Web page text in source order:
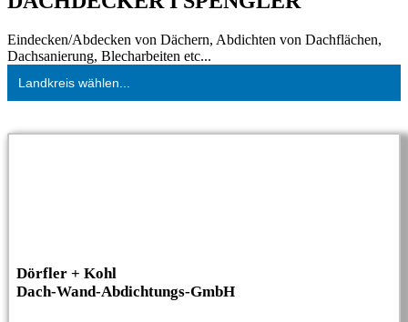
Eindecken/Abdecken von Dächern, Abdichten von Dachflächen,
Dachsanierung, Blecharbeiten etc...
Landkreis wählen...
Dörfler + Kohl
Dach-Wand-Abdichtungs-GmbH